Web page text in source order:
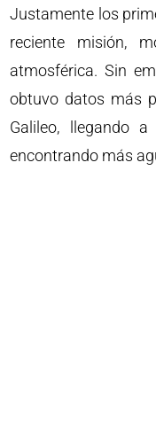
Justamente los
reciente misión,
atmosférica. Sin
obtuvo datos más
Galileo, llegando
encontrando más